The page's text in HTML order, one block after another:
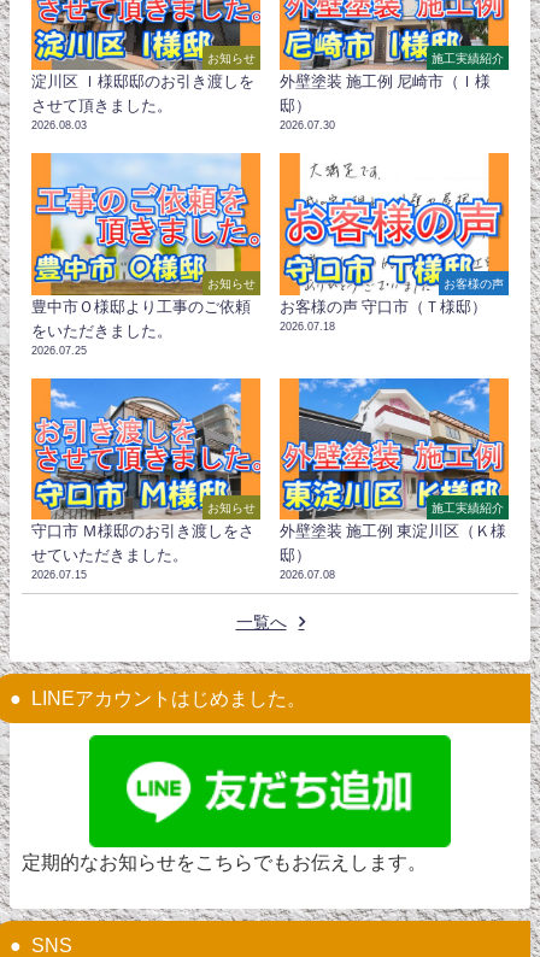
お知らせ
淀川区 Ｉ様邸邸のお引き渡しを
させて頂きました。
2026.08.03
施工実績紹介
外壁塗装 施工例 尼崎市（Ｉ様
邸）
2026.07.30
お知らせ
豊中市Ｏ様邸より工事のご依頼
をいただきました。
2026.07.25
お客様の声
お客様の声 守口市（Ｔ様邸）
2026.07.18
お知らせ
守口市 Ｍ様邸のお引き渡しをさ
せていただきました。
2026.07.15
施工実績紹介
外壁塗装 施工例 東淀川区（Ｋ様
邸）
2026.07.08
一覧へ
LINEアカウントはじめました。
定期的なお知らせをこちらでもお伝えします。
SNS